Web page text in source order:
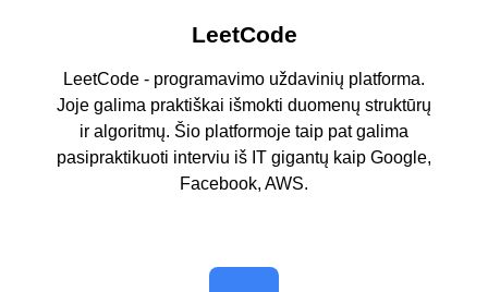
LeetCode
LeetCode - programavimo uždavinių platforma.
Joje galima praktiškai išmokti duomenų struktūrų
ir algoritmų. Šio platformoje taip pat galima
pasipraktikuoti interviu iš IT gigantų kaip Google,
Facebook, AWS.